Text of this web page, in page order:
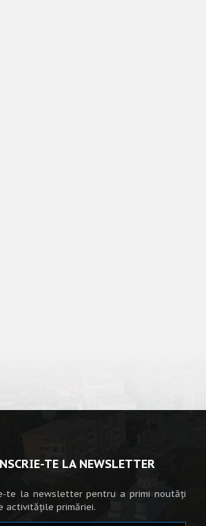
TE LA NEWSLETTER
te la newsletter pentru a primi noutăți
activitățile primăriei.